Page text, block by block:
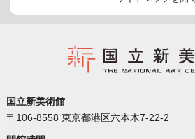
国立新美術館
〒106-8558 東京都港区六本木7-22-2